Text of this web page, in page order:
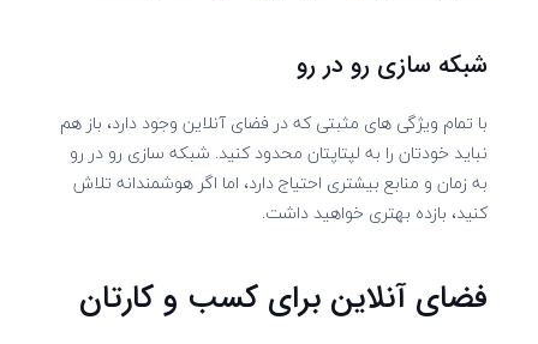
شبکه سازی رو در رو
با تمام ویژگی های مثبتی که در فضای آنلاین وجود دارد، باز هم
نباید خودتان را به لپتاپتان محدود کنید. شبکه سازی رو در رو
به زمان و منابع بیشتری احتیاج دارد، اما اگر هوشمندانه تلاش
کنید، بازده بهتری خواهید داشت.
فضای آنلاین برای کسب و کارتان